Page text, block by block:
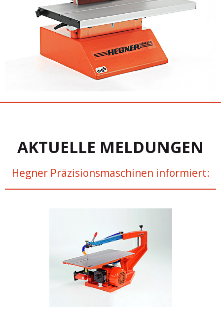
AKTUELLE MELDUNGEN
Hegner Präzisionsmaschinen informiert: